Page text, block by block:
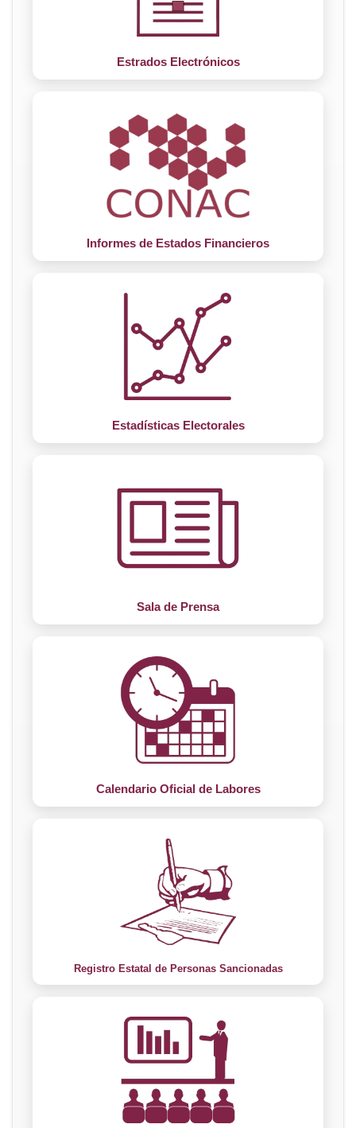
Estrados Electrónicos
Informes de Estados Financieros
Estadísticas Electorales
Sala de Prensa
Calendario Oficial de Labores
Registro Estatal de Personas Sancionadas